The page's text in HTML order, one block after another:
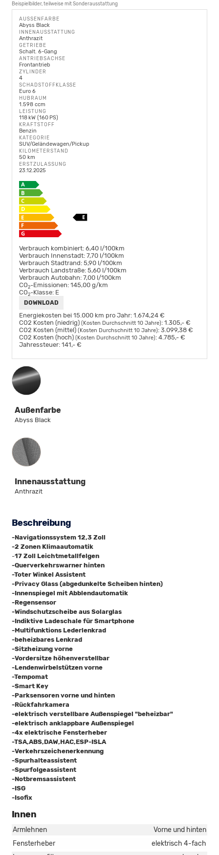
Beispielbilder, teilweise mit Sonderausstattung
AUSSENFARBE
Abyss Black
INNENAUSSTATTUNG
Anthrazit
GETRIEBE
Schalt. 6-Gang
ANTRIEBSACHSE
Frontantrieb
ZYLINDER
4
SCHADSTOFFKLASSE
Euro 6
HUBRAUM
1.598 ccm
LEISTUNG
118 kW (160 PS)
KRAFTSTOFF
Benzin
KATEGORIE
SUV/Geländewagen/Pickup
KILOMETERSTAND
50 km
ERSTZULASSUNG
23.12.2025
Verbrauch kombiniert: 6,40 l/100km
Verbrauch Innenstadt: 7,70 l/100km
Verbrauch Stadtrand: 5,90 l/100km
Verbrauch Landstraße: 5,60 l/100km
Verbrauch Autobahn: 7,00 l/100km
CO2-Emissionen: 145,00 g/km
CO2-Klasse: E
DOWNLOAD
Energiekosten bei 15.000 km pro Jahr: 1.674,24 €
CO2 Kosten (niedrig) (Kosten Durchschnitt 10 Jahre): 1.305,- €
CO2 Kosten (mittel) (Kosten Durchschnitt 10 Jahre): 3.099,38 €
CO2 Kosten (hoch) (Kosten Durchschnitt 10 Jahre): 4.785,- €
Jahressteuer: 141,- €
Außenfarbe
Abyss Black
Innenausstattung
Innenausstattung
Anthrazit
Beschreibung
-Navigationssystem 12,3 Zoll
-2 Zonen Klimaautomatik
-17 Zoll Leichtmetallfelgen
-Querverkehrswarner hinten
-Toter Winkel Assistent
-Privacy Glass (abgedunkelte Scheiben hinten)
-Innenspiegel mit Abblendautomatik
-Regensensor
-Windschutzscheibe aus Solarglas
-Indiktive Ladeschale für Smartphone
-Multifunktions Lederlenkrad
-beheizbares Lenkrad
-Sitzheizung vorne
-Vordersitze höhenverstellbar
-Lendenwirbelstützen vorne
-Tempomat
-Smart Key
-Parksensoren vorne und hinten
-Rückfahrkamera
-elektrisch verstellbare Außenspiegel "beheizbar"
-elektrisch anklappbare Außenspiegel
-4x elektrische Fensterheber
-TSA,ABS,DAW,HAC,ESP-ISLA
-Verkehrszeichenerkennung
-Spurhalteassistent
-Spurfolgeassistent
-Notbremsassistent
-ISG
-Isofix
Innen
Armlehnen
Vorne und hinten
Fensterheber
elektrisch 4-fach